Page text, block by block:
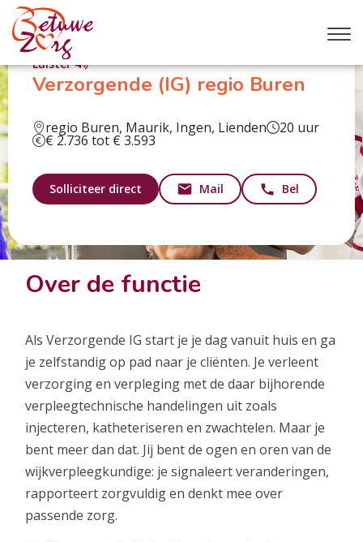
Luister
Verzorgende (IG) regio Buren
regio Buren, Maurik, Ingen, Lienden 20 uur
€ 2.736 tot € 3.593
Solliciteer direct Mail Bel
Over de functie
Als Verzorgende IG start je je dag vanuit huis en ga
je zelfstandig op pad naar je cliënten. Je verleent
verzorging en verpleging met de daar bijhorende
verpleegtechnische handelingen uit zoals
injecteren, katheteriseren en zwachtelen. Maar je
bent meer dan dat. Jij bent de ogen en oren van de
wijkverpleegkundige: je signaleert veranderingen,
rapporteert zorgvuldig en denkt mee over
passende zorg.